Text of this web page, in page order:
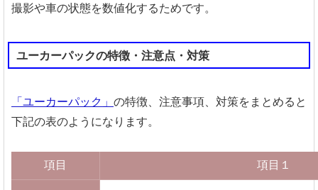
撮影や車の状態を数値化するためです。
ユーカーパックの特徴・注意点・対策
「ユーカーパック」 の特徴、注意事項、対策をまとめると
下記の表のようになります。
項目 項目１